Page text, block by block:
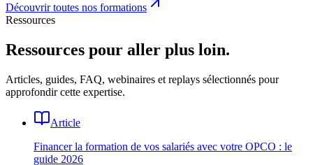
Découvrir toutes nos formations
Ressources
Ressources pour aller plus loin.
Articles, guides, FAQ, webinaires et replays sélectionnés pour
approfondir cette expertise.
Article
Financer la formation de vos salariés avec votre OPCO : le
guide 2026